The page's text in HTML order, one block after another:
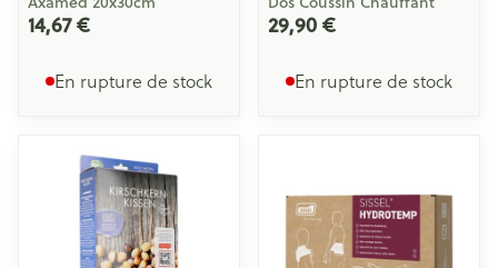
14,67 €
En rupture de stock
29,90 €
En rupture de stock